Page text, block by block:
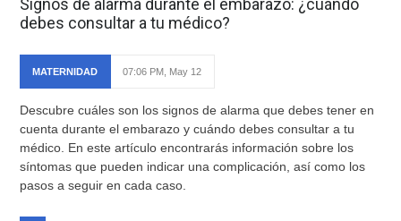
debes consultar a tu médico?
MATERNIDAD 07:06 PM, May 12
Descubre cuáles son los signos de alarma que debes tener en
cuenta durante el embarazo y cuándo debes consultar a tu
médico. En este artículo encontrarás información sobre los
síntomas que pueden indicar una complicación, así como los
pasos a seguir en cada caso.